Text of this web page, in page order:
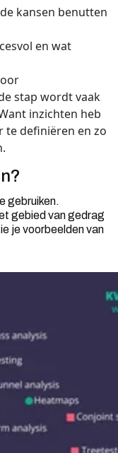
kansen benutten
en wat
stap wordt vaak
inzichten heb
te definiëren en zo
gebruiken.
gebied van gedrag
je voorbeelden van